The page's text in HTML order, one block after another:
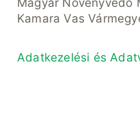
Magyar Növényvédő
Kamara Vas
Adatkezelési és